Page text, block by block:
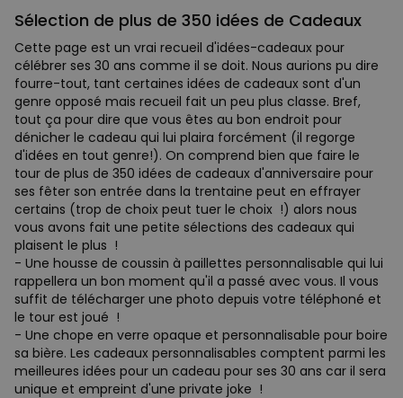
Sélection de plus de 350 idées de Cadeaux
Cette page est un vrai recueil d'idées-cadeaux pour
célébrer ses 30 ans comme il se doit. Nous aurions pu dire
fourre-tout, tant certaines idées de cadeaux sont d'un
genre opposé mais recueil fait un peu plus classe. Bref,
tout ça pour dire que vous êtes au bon endroit pour
dénicher le cadeau qui lui plaira forcément (il regorge
d'idées en tout genre!). On comprend bien que faire le
tour de plus de 350 idées de cadeaux d'anniversaire pour
ses fêter son entrée dans la trentaine peut en effrayer
certains (trop de choix peut tuer le choix !) alors nous
vous avons fait une petite sélections des cadeaux qui
plaisent le plus !
- Une housse de coussin à paillettes personnalisable qui lui
rappellera un bon moment qu'il a passé avec vous. Il vous
suffit de télécharger une photo depuis votre téléphoné et
le tour est joué !
- Une chope en verre opaque et personnalisable pour boire
sa bière. Les cadeaux personnalisables comptent parmi les
meilleures idées pour un cadeau pour ses 30 ans car il sera
unique et empreint d'une private joke !